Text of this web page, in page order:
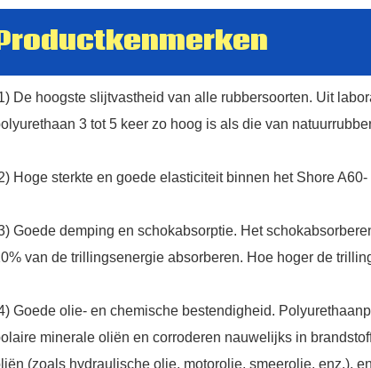
De hoogste slijtvastheid van alle rubbersoorten. Uit
3 tot 5 keer zo hoog is als die van
Hoge sterkte en goede elasticiteit binnen het Shore
Goede demping en schokabsorptie. Het
van de trillingsenergie absorberen. Hoe hoger de
Goede olie- en chemische bestendigheid.
minerale oliën en corroderen nauwelijks in
(zoals hydraulische olie, motorolie, smeerolie, enz.),
info@hesperrubber.com